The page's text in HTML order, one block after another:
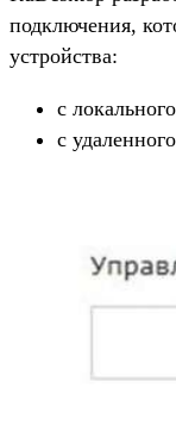
подключения,
устройства:
с
с